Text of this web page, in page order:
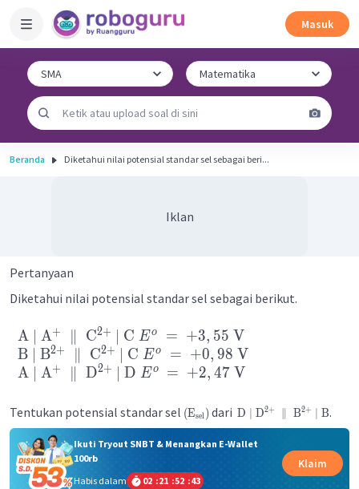
Masuk
Beranda Diketahui nilai potensial standar sel sebagai beri...
Iklan
Pertanyaan
Diketahui nilai potensial standar sel sebagai berikut.
A ∣ A+ ∥ C2+ ∣ C Eo = +3, 55 V
B
B2+ C2+ C Eo = +0, 98 V
A
A+ D2+ D Eo = +2, 47 V
Tentukan potensial standar sel (Esel) dari D D2+ B2+ B.
Ikuti Tryout SNBT & Menangkan E-Wallet
100rb
Habis dalam
02 :21 :52 :43
Klaim